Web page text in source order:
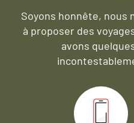
Soyons honnête, nous
à proposer des
avons